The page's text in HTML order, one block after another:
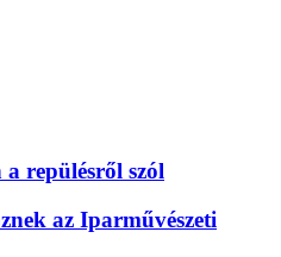
a repülésről szól
az Iparművészeti